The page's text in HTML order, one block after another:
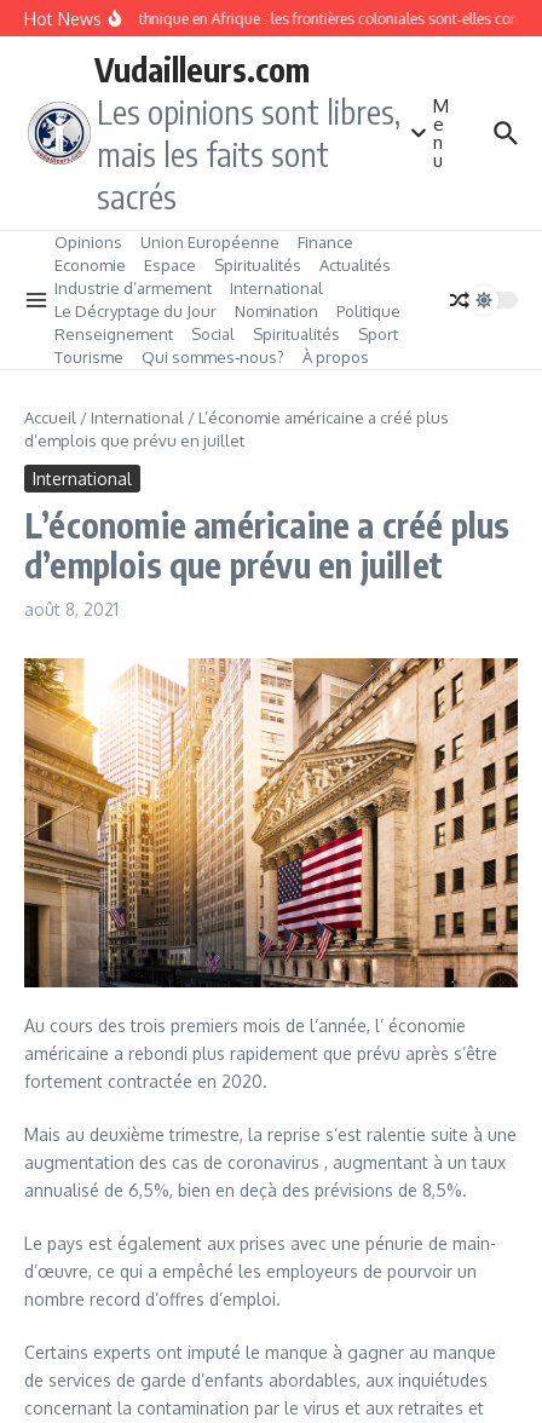
Aller au contenu
Hot NewsDivision ethnique en Afrique : les frontières coloniales sont‑elles
Vudailleurs.com
Les opinions sont libres,
mais les faits sont
sacrés
M
e
n
u
Opinions Union Européenne
Finance
Economie
Espace Spiritualités
Actualités
Industrie d’armement
International
Le Décryptage du Jour
Nomination
Politique
Renseignement
Social Spiritualités
Sport
Tourisme
Qui sommes‑nous? À propos
Accueil / International / L’économie américaine a créé plus
d’emplois que prévu en juillet
International
L’économie américaine a créé plus
d’emplois que prévu en juillet
août 8, 2021
Au cours des trois premiers mois de l’année, l’ économie
américaine a rebondi plus rapidement que prévu après s’être
fortement contractée en 2020.
Mais au deuxième trimestre, la reprise s’est ralentie suite à une
augmentation des cas de coronavirus , augmentant à un taux
annualisé de 6,5%, bien en deçà des prévisions de 8,5%.
Le pays est également aux prises avec une pénurie de main-
d’œuvre, ce qui a empêché les employeurs de pourvoir un
nombre record d’offres d’emploi.
Certains experts ont imputé le manque à gagner au manque
de services de garde d’enfants abordables, aux inquiétudes
concernant la contamination par le virus et aux retraites et